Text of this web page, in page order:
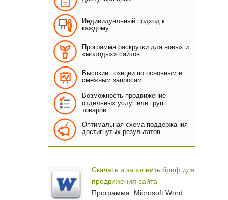
Индивидуальный подход к
каждому
Программа раскрутки для новых и
«молодых» сайтов
Высокие позиции по основным и
смежным запросам
Возможность продвижение
отдельных услуг или групп
товаров
Оптимальная схема поддержания
достигнутых результатов
Скачать и заполнить бриф для
продвижения сайта
Программа: Microsoft Word